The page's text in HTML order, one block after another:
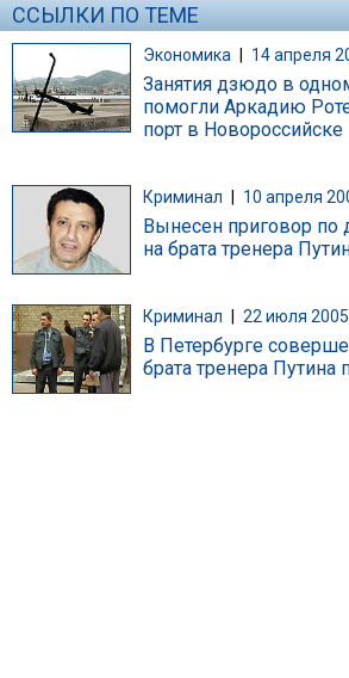
ССЫЛКИ ПО ТЕМЕ
Экономика | 14 апреля
Занятия дзюдо в
помогли Аркадию
порт в Новороссийске
Криминал 10 апреля
Вынесен приговор по
на брата тренера
Криминал 22 июля 2005
В Петербурге
брата тренера Путина